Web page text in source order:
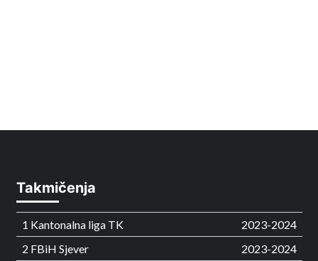
Takmičenja
1 Kantonalna liga TK
2023-2024
2 FBiH Sjever
2023-2024